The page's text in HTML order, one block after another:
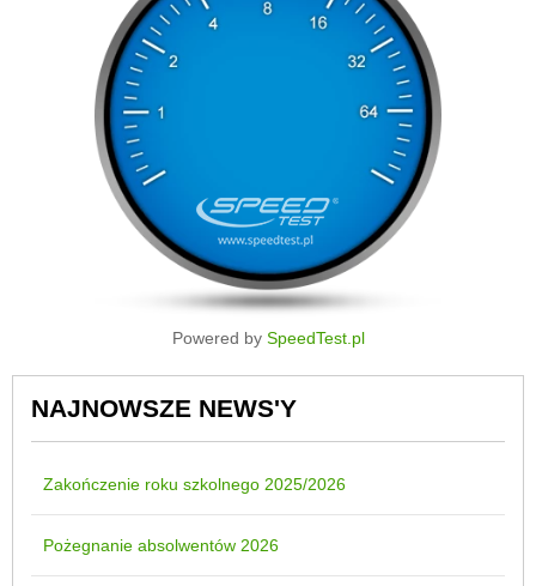
Powered by SpeedTest.pl
NAJNOWSZE NEWS'Y
Zakończenie roku szkolnego 2025/2026
Pożegnanie absolwentów 2026